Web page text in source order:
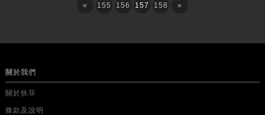
« 155 156 157 158 »
關於我們
關於狄菲
條款及說明